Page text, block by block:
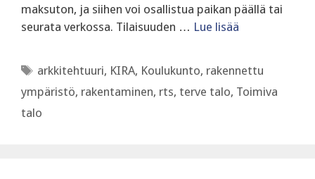
maksuton, ja siihen voi osallistua paikan päällä tai
seurata verkossa. Tilaisuuden … Lue lisää
Avainsanat
arkkitehtuuri, KIRA, Koulukunto, rakennettu
ympäristö, rakentaminen, rts, terve talo, Toimiva
talo